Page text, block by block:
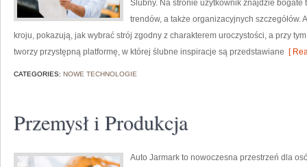
Ślubny. Na stronie użytkownik znajdzie
trendów, a także organizacyjnych szczegółów.
kroju, pokazują, jak wybrać strój zgodny z charakterem uroczystości, a przy
tworzy przystępną platformę, w której ślubne inspiracje są przedstawiane [
CATEGORIES: NOWE TECHNOLOGIE
Przemysł i Produkcja
Auto Jarmark to nowoczesna przestrzeń dla